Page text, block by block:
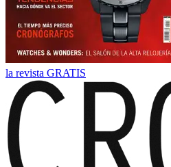
la revista GRATIS